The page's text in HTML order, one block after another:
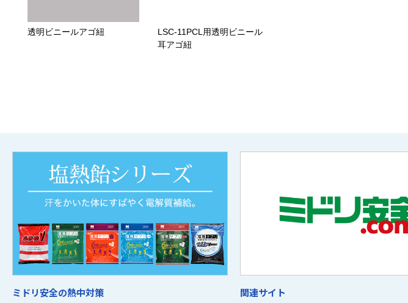
透明ビニールアゴ紐
LSC-11PCL用透明ビニール
耳アゴ紐
ミドリ安全の熱中対策 関連サイト